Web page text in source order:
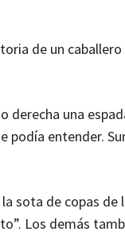
de un caballero
derecha una
podía entender.
sota de copas de
Los demás